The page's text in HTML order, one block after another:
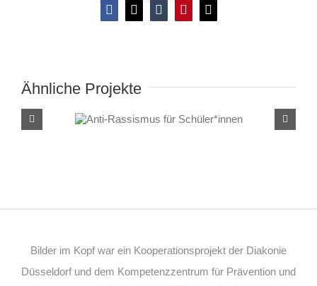
Facebook
X TumblrPinterest
E-
Ähnliche ProjekteAnti-Rassismus für
Schüler*innen
Bilder im Kopf war ein Kooperationsprojekt der Diakonie
Düsseldorf und dem Kompetenzzentrum für Prävention und